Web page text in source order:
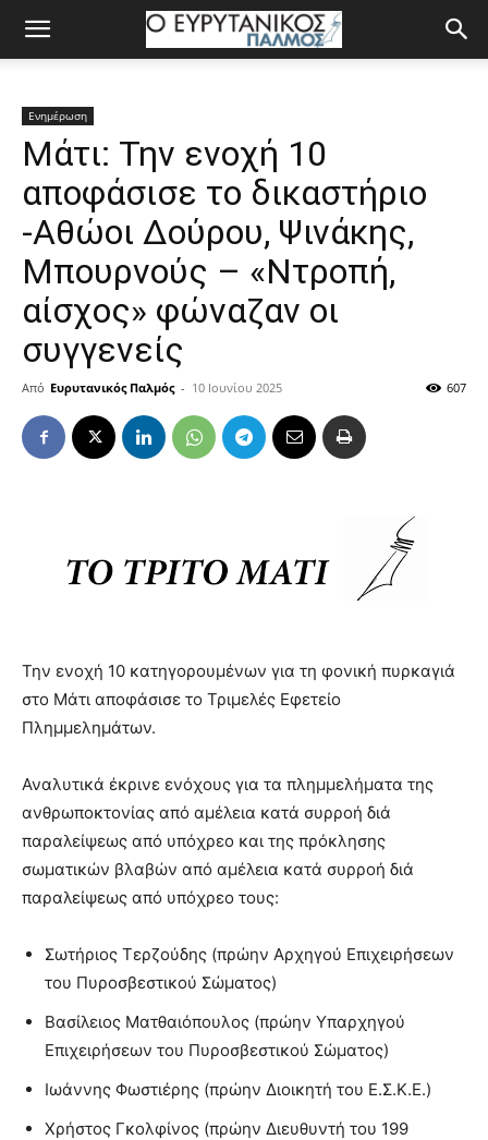
Ενημέρωση
Μάτι: Την ενοχή 10
αποφάσισε το δικαστήριο
-Αθώοι Δούρου, Ψινάκης,
Μπουρνούς – «Ντροπή,
αίσχος» φώναζαν οι
συγγενείς
Από Ευρυτανικός Παλμός - 10 Ιουνίου 2025 607
Την ενοχή 10 κατηγορουμένων για τη φονική πυρκαγιά
στο Μάτι αποφάσισε το Τριμελές Εφετείο
Πλημμελημάτων.
Αναλυτικά έκρινε ενόχους για τα πλημμελήματα της
ανθρωποκτονίας από αμέλεια κατά συρροή διά
παραλείψεως από υπόχρεο και της πρόκλησης
σωματικών βλαβών από αμέλεια κατά συρροή διά
παραλείψεως από υπόχρεο τους:
Σωτήριος Τερζούδης (πρώην Αρχηγού Επιχειρήσεων
του Πυροσβεστικού Σώματος)
Βασίλειος Ματθαιόπουλος (πρώην Υπαρχηγού
Επιχειρήσεων του Πυροσβεστικού Σώματος)
Ιωάννης Φωστιέρης (πρώην Διοικητή του Ε.Σ.Κ.Ε.)
Χρήστος Γκολφίνος (πρώην Διευθυντή του 199